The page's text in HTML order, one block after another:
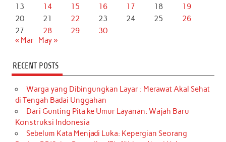
13
14 15 16 17 18
19
20
21 22 23 24 25
26
27
28 29
30
« Mar
May »
RECENT POSTS
Warga yang Dibingungkan Layar : Merawat Akal Sehat
di Tengah Badai Unggahan
Dari Gunting Pita ke Umur Layanan: Wajah Baru
Konstruksi Indonesia
Sebelum Kata Menjadi Luka: Kepergian Seorang